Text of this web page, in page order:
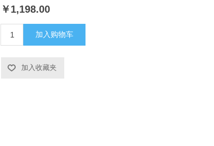
￥1,198.00
加入购物车
加入收藏夹